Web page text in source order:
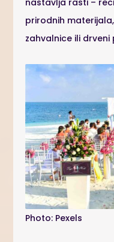
nastavlja rasti –
prirodnih
zahvalnice ili
Photo: Pexels